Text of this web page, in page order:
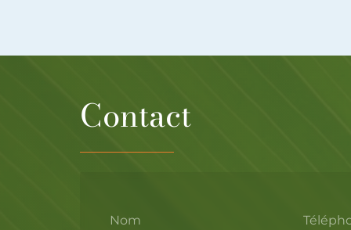
Contact
Nom